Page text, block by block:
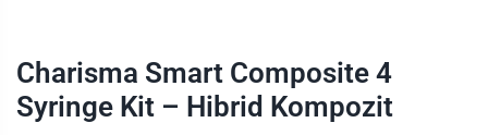
Charisma Smart Composite 4
Syringe Kit – Hibrid Kompozit